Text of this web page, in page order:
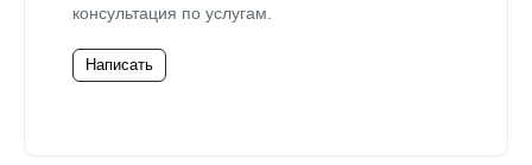
консультация по услугам.
Написать